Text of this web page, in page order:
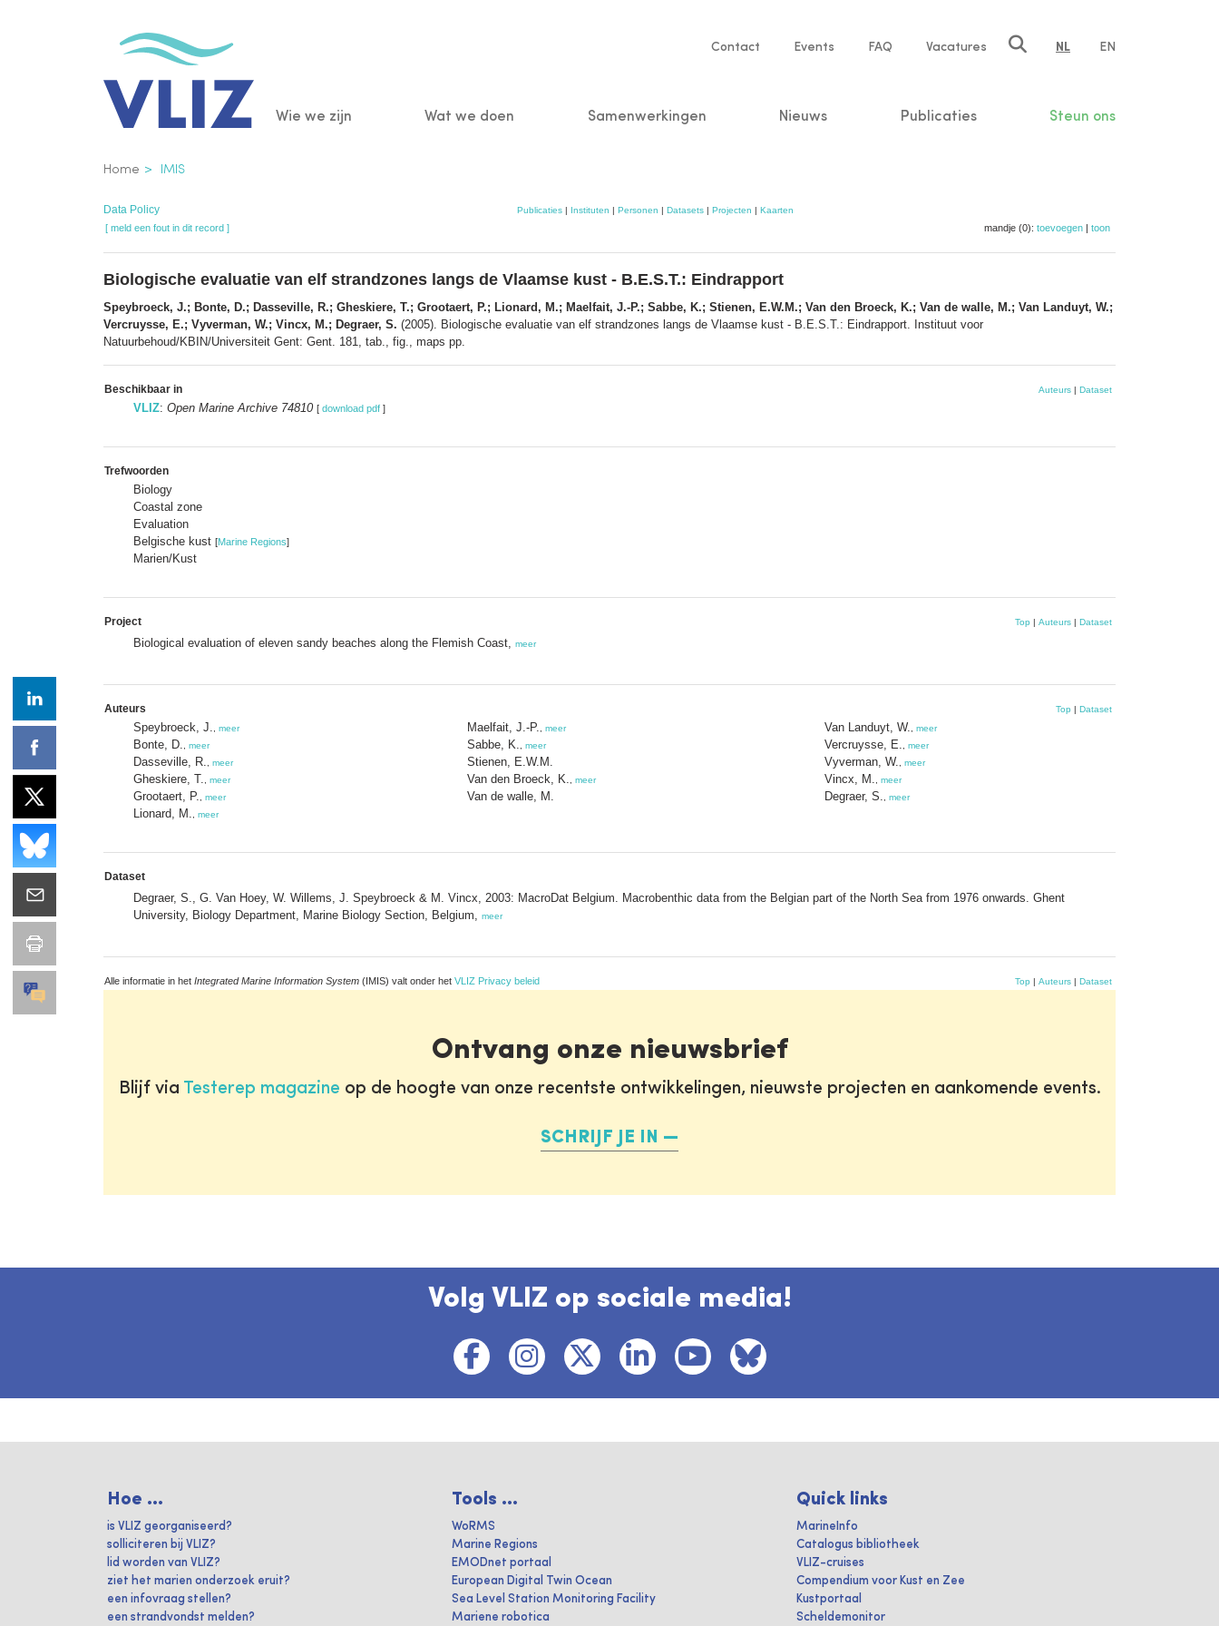
Service
Contact Events FAQ Vacatures NL EN
Main
Wie we zijn Wat we doen Samenwerkingen Nieuws Publicaties Steun ons
Kruimelpad
Home IMIS
Data Policy Publicaties| Instituten | Personen | Datasets| Projecten | Kaarten
[ meld een fout in dit record ] mandje (0): toevoegen | toon
Biologische evaluatie van elf strandzones langs de Vlaamse kust - B.E.S.T.: Eindrapport
Speybroeck, J.; Bonte, D.; Dasseville, R.; Gheskiere, T.; Grootaert, P.; Lionard, M.; Maelfait, J.-P.; Sabbe, K.; Stienen, E.W.M.; Van den Broeck, K.; Van de walle, M.; Van Landuyt, W.;
Vercruysse, E.; Vyverman, W.; Vincx, M.; Degraer, S. (2005). Biologische evaluatie van elf strandzones langs de Vlaamse kust - B.E.S.T.: Eindrapport. Instituut voor
Natuurbehoud/KBIN/Universiteit Gent: Gent. 181, tab., fig., maps pp.
Beschikbaar in Auteurs | Dataset
VLIZ: Open Marine Archive 74810 [ download pdf ]
Trefwoorden
Biology
Coastal zone
Evaluation
Belgische kust [Marine Regions]
Marien/Kust
Project Top | Auteurs | Dataset
Biological evaluation of eleven sandy beaches along the Flemish Coast, meer
Auteurs Top | Dataset
Speybroeck, J. meer
Bonte, D. meer
Dasseville, R. meer
Gheskiere, T. meer
Grootaert, P. meer
Lionard, M. meer
Maelfait, J.-P. meer
Sabbe, K. meer
Stienen, E.W.M.
Van den Broeck, K.
meer
Van de walle, M.
Van Landuyt, W. meer
Vercruysse, E. meer
Vyverman, W. meer
Vincx, M. meer
Degraer, S. meer
Dataset
Degraer, S., G. Van Hoey, W. Willems, J. Speybroeck & M. Vincx, 2003: MacroDat Belgium. Macrobenthic data from the Belgian part of the North Sea from 1976 onwards. Ghent
University, Biology Department, Marine Biology Section, Belgium,
meer
Alle informatie in het Integrated Marine Information System (IMIS) valt onder het VLIZ Privacy beleid Top | Auteurs | Dataset
Ontvang onze nieuwsbrief
Blijf via Testerep magazine op de hoogte van onze recentste ontwikkelingen, nieuwste projecten en aankomende events.
SCHRIJF JE IN
Volg VLIZ op sociale media!
Hoe ...
is VLIZ georganiseerd?
solliciteren bij VLIZ?
lid worden van VLIZ?
ziet het marien onderzoek eruit?
een infovraag stellen?
een strandvondst melden?
Tools ...
WoRMS
Marine Regions
EMODnet portaal
European Digital Twin Ocean
Sea Level Station Monitoring Facility
Mariene robotica
Quick links
MarineInfo
Catalogus bibliotheek
VLIZ-cruises
Compendium voor Kust en Zee
Kustportaal
Scheldemonitor